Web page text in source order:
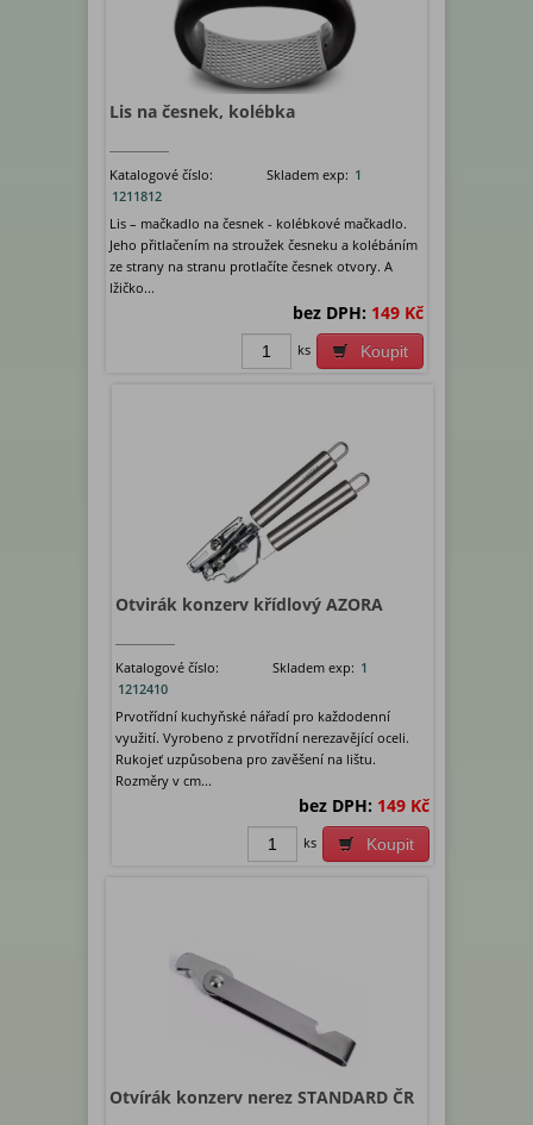
Lis na česnek, kolébka
Katalogové číslo:
1211812
Skladem exp: 1
Lis – mačkadlo na česnek - kolébkové mačkadlo.
Jeho přitlačením na stroužek česneku a kolébáním
ze strany na stranu protlačíte česnek otvory. A
lžičko...
bez DPH: 149 Kč
Koupit
ks
Otvirák konzerv křídlový AZORA
Katalogové číslo:
1212410
Skladem exp: 1
Prvotřídní kuchyňské nářadí pro každodenní
využití. Vyrobeno z prvotřídní nerezavějící oceli.
Rukojeť uzpůsobena pro zavěšení na lištu.
Rozměry v cm...
bez DPH: 149 Kč
Koupit
ks
Otvírák konzerv nerez STANDARD ČR